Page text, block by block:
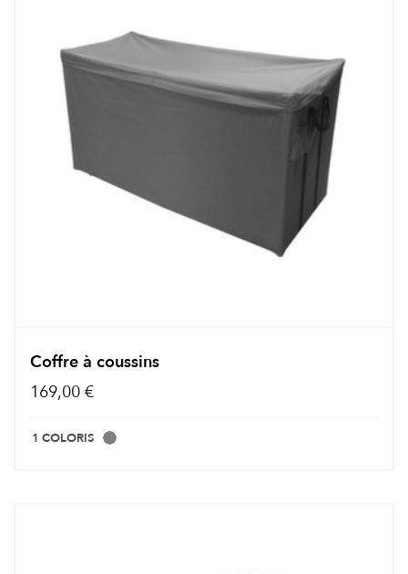
Coffre à coussins
169,00 €
1 COLORIS